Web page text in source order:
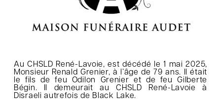
Au CHSLD René-Lavoie, est décédé le 1 mai 2025,
Monsieur Renald Grenier, à l’âge de 79 ans. Il était
le fils de feu Odilon Grenier et de feu Gilberte
Bégin. Il demeurait au CHSLD René-Lavoie à
Disraeli autrefois de Black Lake.